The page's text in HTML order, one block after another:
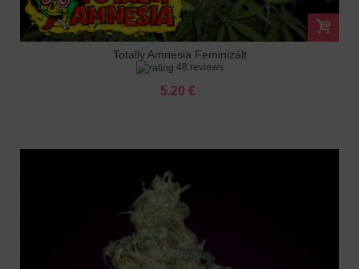
Totally Amnesia Feminizált
48 reviews
5.20 €